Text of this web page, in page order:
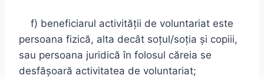
f) beneficiarul activităţii de voluntariat este
persoana fizică, alta decât soţul/soţia şi copiii,
sau persoana juridică în folosul căreia se
desfăşoară activitatea de voluntariat;